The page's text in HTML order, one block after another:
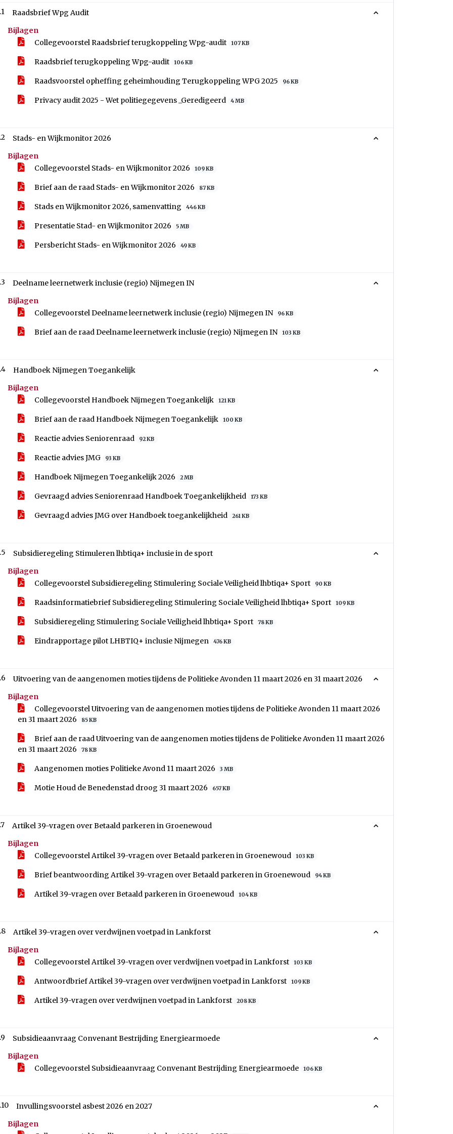
Raadsbrief Wpg Audit
Bijlagen
Collegevoorstel Raadsbrief terugkoppeling Wpg-audit
107 KB
Raadsbrief terugkoppeling Wpg-audit 106 KB
Raadsvoorstel opheffing geheimhouding Terugkoppeling WPG 2025 96 KB
Privacy audit 2025 - Wet politiegegevens _Geredigeerd 4 MB
Stads- en Wijkmonitor 2026
Bijlagen
Collegevoorstel Stads- en Wijkmonitor 2026
109 KB
Brief aan de raad Stads- en Wijkmonitor 2026 87 KB
Stads en Wijkmonitor 2026, samenvatting 446 KB
Presentatie Stad- en Wijkmonitor 2026 5 MB
Persbericht Stads- en Wijkmonitor 2026 49 KB
Deelname leernetwerk inclusie (regio) Nijmegen IN
Bijlagen
Collegevoorstel Deelname leernetwerk inclusie (regio) Nijmegen IN
96 KB
Brief aan de raad Deelname leernetwerk inclusie (regio) Nijmegen IN 103 KB
Handboek Nijmegen Toegankelijk
Bijlagen
Collegevoorstel Handboek Nijmegen Toegankelijk
121 KB
Brief aan de raad Handboek Nijmegen Toegankelijk 100 KB
Reactie advies Seniorenraad 92 KB
Reactie advies JMG 93 KB
Handboek Nijmegen Toegankelijk 2026 2 MB
Gevraagd advies Seniorenraad Handboek Toegankelijkheid 173 KB
Gevraagd advies JMG over Handboek toegankelijkheid 261 KB
Subsidieregeling Stimuleren lhbtiqa+ inclusie in de sport
Bijlagen
Collegevoorstel Subsidieregeling Stimulering Sociale Veiligheid lhbtiqa+ Sport
90 KB
Raadsinformatiebrief Subsidieregeling Stimulering Sociale Veiligheid lhbtiqa+ Sport 109 KB
Subsidieregeling Stimulering Sociale Veiligheid lhbtiqa+ Sport 78 KB
Eindrapportage pilot LHBTIQ+ inclusie Nijmegen 476 KB
Uitvoering van de aangenomen moties tijdens de Politieke Avonden 11 maart 2026 en 31 maart 2026
Bijlagen
Collegevoorstel Uitvoering van de aangenomen moties tijdens de Politieke Avonden 11 maart 2026
en 31 maart 2026
85 KB
Brief aan de raad Uitvoering van de aangenomen moties tijdens de Politieke Avonden 11 maart 2026
en 31 maart 2026
78 KB
Aangenomen moties Politieke Avond 11 maart 2026 3 MB
Motie Houd de Benedenstad droog 31 maart 2026 657 KB
Artikel 39-vragen over Betaald parkeren in Groenewoud
Bijlagen
Collegevoorstel Artikel 39-vragen over Betaald parkeren in Groenewoud
103 KB
Brief beantwoording Artikel 39-vragen over Betaald parkeren in Groenewoud 94 KB
Artikel 39-vragen over Betaald parkeren in Groenewoud 104 KB
Artikel 39-vragen over verdwijnen voetpad in Lankforst
Bijlagen
Collegevoorstel Artikel 39-vragen over verdwijnen voetpad in Lankforst
103 KB
Antwoordbrief Artikel 39-vragen over verdwijnen voetpad in Lankforst 109 KB
Artikel 39-vragen over verdwijnen voetpad in Lankforst 208 KB
Subsidieaanvraag Convenant Bestrijding Energiearmoede
Bijlagen
Collegevoorstel Subsidieaanvraag Convenant Bestrijding Energiearmoede
106 KB
Invullingsvoorstel asbest 2026 en 2027
Bijlagen